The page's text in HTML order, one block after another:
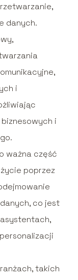
danych.
i
i
ważna część
poprzez
co jest
takich